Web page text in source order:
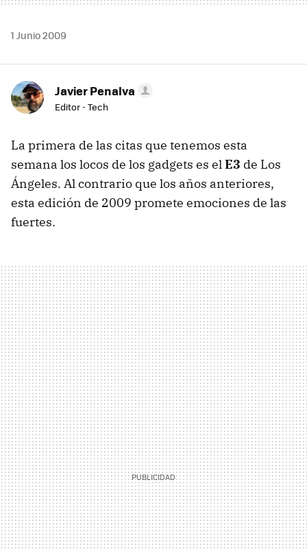
1 Junio 2009
Javier Penalva
Editor - Tech
La primera de las citas que tenemos esta
semana los locos de los gadgets es elE3 de Los
Ángeles. Al contrario que los años anteriores,
esta edición de 2009 promete emociones de las
fuertes.